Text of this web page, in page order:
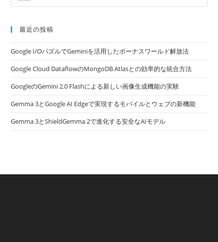
最近の投稿
Google I/OパズルでGeminiを活用したボーナスワールド解放法
Google Cloud DataflowのMongoDB Atlasとの効率的な統合方法
GoogleのGemini 2.0 Flashによる新しい画像生成機能の実験
Gemma 3とGoogle AI Edgeで実現するモバイルとウェブの新機能
Gemma 3とShieldGemma 2で進化する安全なAIモデル